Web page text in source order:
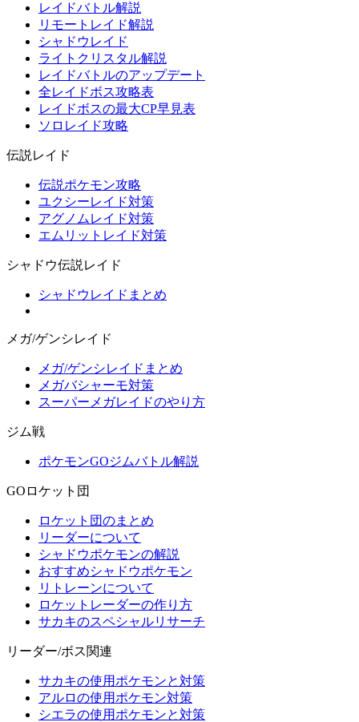
レイドバトル解説
リモートレイド解説
シャドウレイド
ライトクリスタル解説
レイドバトルのアップデート
全レイドボス攻略表
レイドボスの最大CP早見表
ソロレイド攻略
伝説レイド
伝説ポケモン攻略
ユクシーレイド対策
アグノムレイド対策
エムリットレイド対策
シャドウ伝説レイド
シャドウレイドまとめ
メガ/ゲンシレイド
メガ/ゲンシレイドまとめ
メガバシャーモ対策
スーパーメガレイドのやり方
ジム戦
ポケモンGOジムバトル解説
GOロケット団
ロケット団のまとめ
リーダーについて
シャドウポケモンの解説
おすすめシャドウポケモン
リトレーンについて
ロケットレーダーの作り方
サカキのスペシャルリサーチ
リーダー/ボス関連
サカキの使用ポケモンと対策
アルロの使用ポケモン対策
シエラの使用ポケモンと対策